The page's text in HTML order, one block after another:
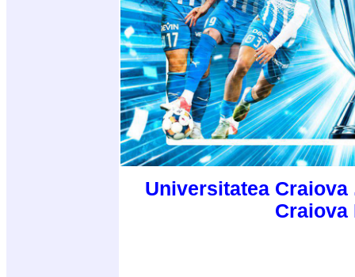
Universitatea
Craiova